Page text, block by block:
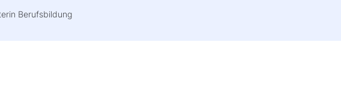
Berufsbildung